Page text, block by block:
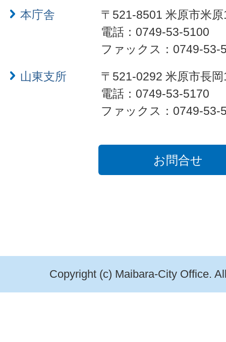
本庁舎
〒521-8501 米原市米
電話：0749-53-5100
ファックス：0749-53-
山東支所
〒521-0292 米原市長
電話：0749-53-5170
ファックス：0749-53-
お問合せ
Copyright (c) Maibara-City Office.